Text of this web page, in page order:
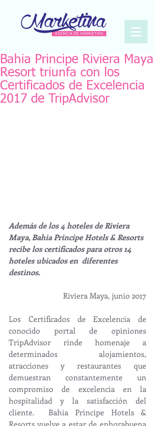
Bahia Principe Riviera Maya
Resort triunfa con los
Certificados de Excelencia
2017 de TripAdvisor
Además de los 4 hoteles de Riviera
Maya, Bahia Principe Hotels & Resorts
recibe los certificados para otros 14
hoteles ubicados en  diferentes
destinos.
Riviera Maya, junio 2017
Los Certificados de Excelencia de
conocido portal de opiniones
TripAdvisor rinde homenaje a
determinados alojamientos,
atracciones y restaurantes que
demuestran constantemente un
compromiso de excelencia en la
hospitalidad y la satisfacción del
cliente.  Bahia Principe Hotels &
Resorts vuelve a estar de enhorabuena